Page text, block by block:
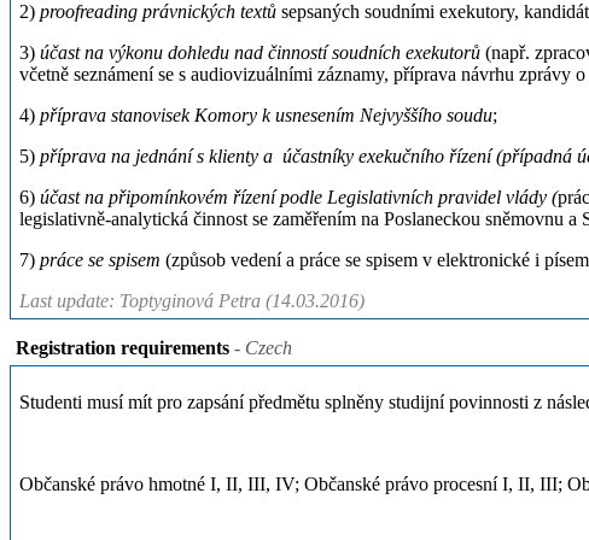
2) proofreading právnických textů sepsaných soudními exekutory,
3) účast na výkonu dohledu nad činností soudních exekutorů (např.
včetně seznámení se s audiovizuálními záznamy, příprava návrhu zprávy
4) příprava stanovisek Komory k usnesením Nejvyššího soudu;
5) příprava na jednání s klienty a účastníky exekučního řízení (případná
6) účast na připomínkovém řízení podle Legislativních pravidel vlády (
legislativně-analytická činnost se zaměřením na Poslaneckou sněmovnu a
7) práce se spisem (způsob vedení a práce se spisem v elektronické i
Last update: Toptyginová Petra (14.03.2016)
Registration requirements - Czech
Studenti musí mít pro zapsání předmětu splněny studijní povinnosti z
Občanské právo hmotné I, II, III, IV; Občanské právo procesní I, II, III;